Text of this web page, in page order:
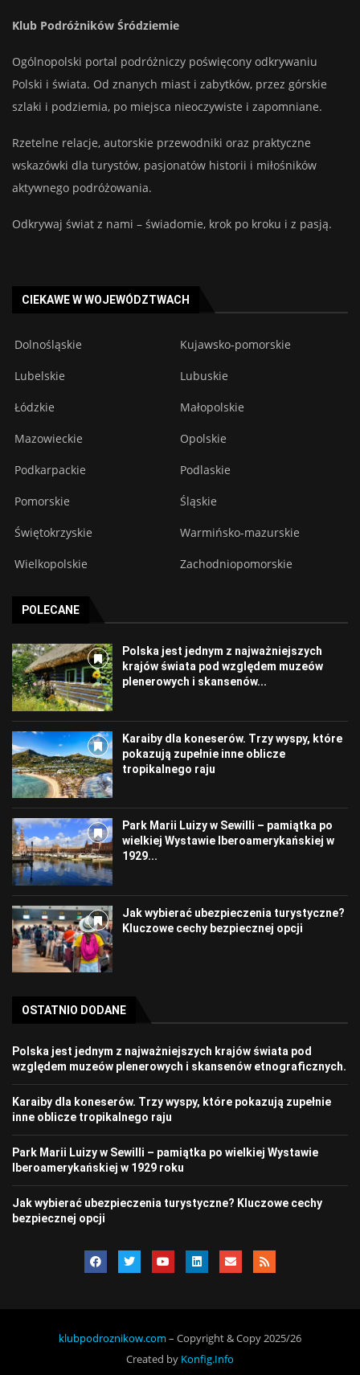
Klub Podróżników Śródziemie
Ogólnopolski portal podróżniczy poświęcony odkrywaniu
Polski i świata. Od znanych miast i zabytków, przez górskie
szlaki i podziemia, po miejsca nieoczywiste i zapomniane.
Rzetelne relacje, autorskie przewodniki oraz praktyczne
wskazówki dla turystów, pasjonatów historii i miłośników
aktywnego podróżowania.
Odkrywaj świat z nami – świadomie, krok po kroku i z pasją.
CIEKAWE W WOJEWÓDZTWACH
Dolnośląskie Kujawsko-pomorskie
Lubelskie Lubuskie
Łódzkie Małopolskie
Mazowieckie Opolskie
Podkarpackie Podlaskie
Pomorskie Śląskie
Świętokrzyskie Warmińsko-mazurskie
Wielkopolskie Zachodniopomorskie
POLECANE
Polska jest jednym z najważniejszych
krajów świata pod względem muzeów
plenerowych i skansenów...
Karaiby dla koneserów. Trzy wyspy, które
pokazują zupełnie inne oblicze
tropikalnego raju
Park Marii Luizy w Sewilli – pamiątka po
wielkiej Wystawie Iberoamerykańskiej w
1929...
Jak wybierać ubezpieczenia turystyczne?
Kluczowe cechy bezpiecznej opcji
OSTATNIO DODANE
Polska jest jednym z najważniejszych krajów świata pod
względem muzeów plenerowych i skansenów etnograficznych.
Karaiby dla koneserów. Trzy wyspy, które pokazują zupełnie
inne oblicze tropikalnego raju
Park Marii Luizy w Sewilli – pamiątka po wielkiej Wystawie
Iberoamerykańskiej w 1929 roku
Jak wybierać ubezpieczenia turystyczne? Kluczowe cechy
bezpiecznej opcji
klubpodroznikow.com – Copyright & Copy 2025/26
Created by Konfig.Info